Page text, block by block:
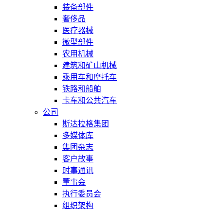
装备部件
奢侈品
医疗器械
微型部件
农用机械
建筑和矿山机械
乘用车和摩托车
铁路和船舶
卡车和公共汽车
公司
斯达拉格集团
多媒体库
集团杂志
客户故事
时事通讯
董事会
执行委员会
组织架构